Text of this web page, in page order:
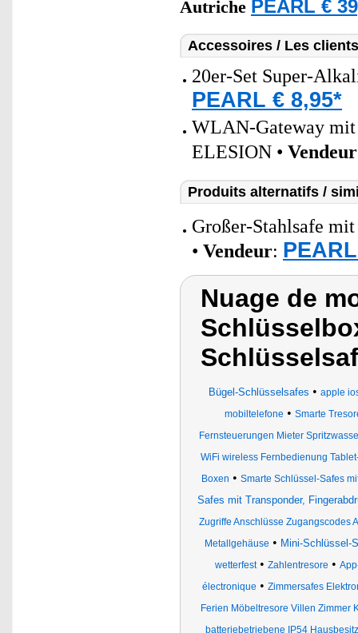
Autriche PEARL €
Accessoires / Les
20er-Set Super-
PEARL € 8,95*
WLAN-Gateway
ELESION • Vendeur
Produits alternatifs /
Großer-Stahlsafe
• Vendeur:
Nuage de
Bügel-Schlüsselsafes • apple
mobiltelefone • Smarte
Fernsteuerungen Mieter
WiFi wireless Fernbedienung
Boxen • Smarte Schlüssel-Safes
Safes mit Transponder,
Zugriffe Anschlüsse Zugangscodes
Metallgehäuse • Mini-Schlüssel-
wetterfest• Zahlentresore •
électronique • Zimmersafes
Ferien Möbeltresore Villen Zimmer
batteriebetriebene IP54